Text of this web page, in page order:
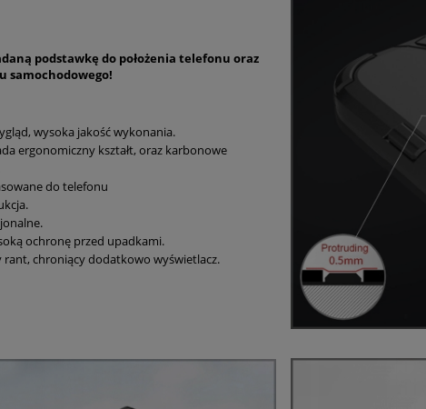
podstawkę do położenia telefonu oraz
samochodowego!
wysoka jakość wykonania.
ergonomiczny kształt, oraz karbonowe
do telefonu
ochronę przed upadkami.
rant, chroniący dodatkowo wyświetlacz.